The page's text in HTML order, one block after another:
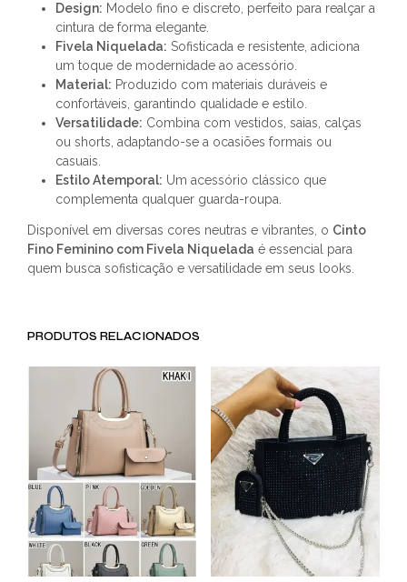
Design: Modelo fino e discreto, perfeito para realçar a
cintura de forma elegante.
Fivela Niquelada: Sofisticada e resistente, adiciona
um toque de modernidade ao acessório.
Material: Produzido com materiais duráveis e
confortáveis, garantindo qualidade e estilo.
Versatilidade: Combina com vestidos, saias, calças
ou shorts, adaptando-se a ocasiões formais ou
casuais.
Estilo Atemporal: Um acessório clássico que
complementa qualquer guarda-roupa.
Disponível em diversas cores neutras e vibrantes, o Cinto
Fino Feminino com Fivela Niquelada é essencial para
quem busca sofisticação e versatilidade em seus looks.
PRODUTOS RELACIONADOS